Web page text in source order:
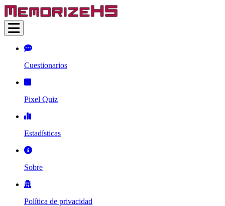
Cuestionarios
Pixel Quiz
Estadísticas
Sobre
Política de privacidad